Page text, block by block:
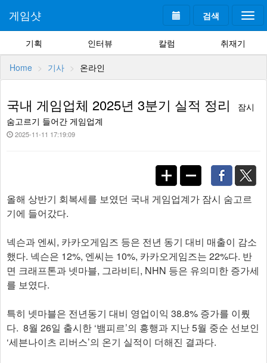
검색
게임샷
기획 인터뷰 칼럼 취재기
Home 기사 온라인
국내 게임업체 2025년 3분기 실적 정리
잠시
숨고르기 들어간 게임업계
2025-11-11 17:19:09
올해 상반기 회복세를 보였던 국내 게임업계가 잠시 숨고르
기에 들어갔다.
넥슨과 엔씨, 카카오게임즈 등은 전년 동기 대비 매출이 감소
했다. 넥슨은 12%, 엔씨는 10%, 카카오게임즈는 22%다. 반
면 크래프톤과 넷마블, 그라비티, NHN 등은 유의미한 증가세
를 보였다.
특히 넷마블은 전년동기 대비 영업이익 38.8% 증가를 이뤘
다. 8월 26일 출시한 ‘뱀피르’의 흥행과 지난 5월 중순 선보인
‘세븐나이츠 리버스’의 온기 실적이 더해진 결과다.